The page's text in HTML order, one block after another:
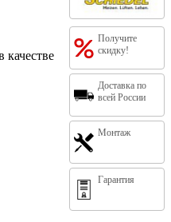
Получите
скидку!
Доставка по
всей России
Монтаж
Гарантия